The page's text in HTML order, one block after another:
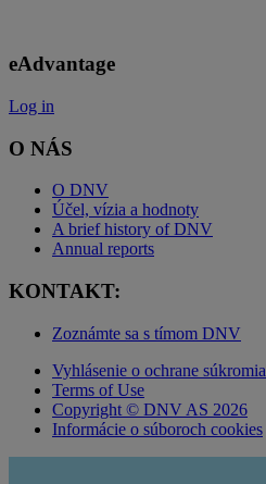
eAdvantage
Log in
O NÁS
O DNV
Účel, vízia a hodnoty
A brief history of DNV
Annual reports
KONTAKT:
Zoznámte sa s tímom DNV
Vyhlásenie o ochrane súkromia
Terms of Use
Copyright © DNV AS 2026
Informácie o súboroch cookies